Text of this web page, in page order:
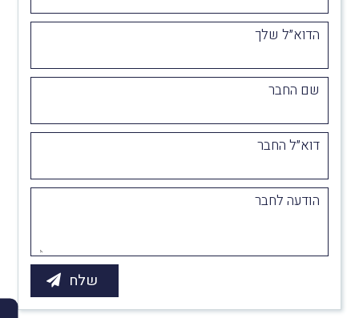
הדוא״ל שלך
שם החבר
דוא״ל החבר
הודעה לחבר